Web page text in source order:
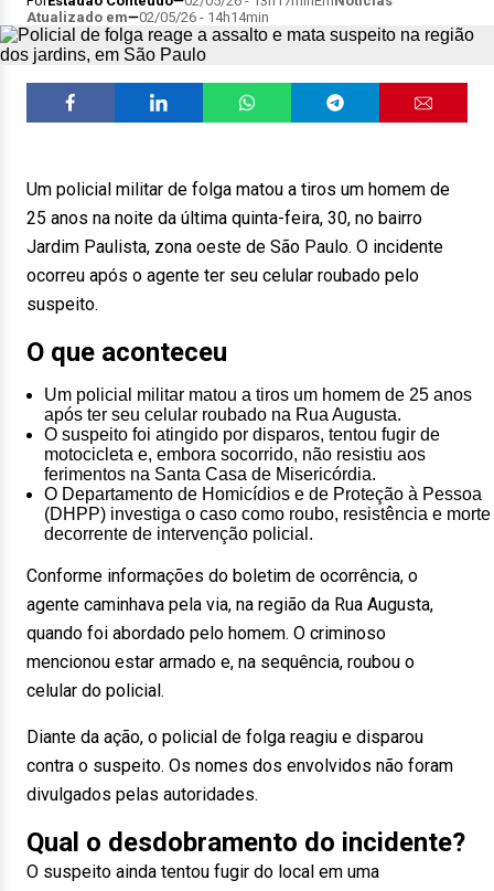
Atualizado em
02/05/26 - 14h14min
Um policial militar de folga matou a tiros um homem de
25 anos na noite da última quinta-feira, 30, no bairro
Jardim Paulista, zona oeste de São Paulo. O incidente
ocorreu após o agente ter seu celular roubado pelo
suspeito.
O que aconteceu
Um policial militar matou a tiros um homem de 25 anos
após ter seu celular roubado na Rua Augusta.
O suspeito foi atingido por disparos, tentou fugir de
motocicleta e, embora socorrido, não resistiu aos
ferimentos na Santa Casa de Misericórdia.
O Departamento de Homicídios e de Proteção à Pessoa
(DHPP) investiga o caso como roubo, resistência e morte
decorrente de intervenção policial.
Conforme informações do boletim de ocorrência, o
agente caminhava pela via, na região da Rua Augusta,
quando foi abordado pelo homem. O criminoso
mencionou estar armado e, na sequência, roubou o
celular do policial.
Diante da ação, o policial de folga reagiu e disparou
contra o suspeito. Os nomes dos envolvidos não foram
divulgados pelas autoridades.
Qual o desdobramento do incidente?
O suspeito ainda tentou fugir do local em uma